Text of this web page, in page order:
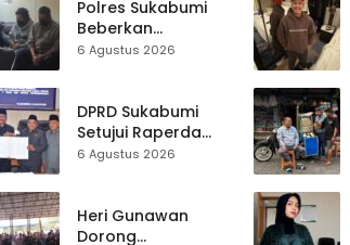
2027
Polres Sukabumi
Beberkan
Kronologi
dalam Kasus Sabu
6 Agustus 2026
DPRD Sukabumi
Setujui Raperda
Disabilitas,
Diperkuat
6 Agustus 2026
Heri Gunawan
Dorong